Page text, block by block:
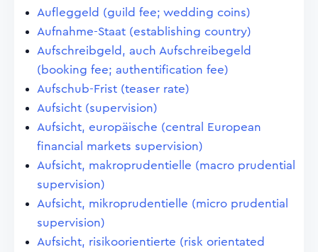
Aufleggeld (guild fee; wedding coins)
Aufnahme-Staat (establishing country)
Aufschreibgeld, auch Aufschreibegeld
(booking fee; authentification fee)
Aufschub-Frist (teaser rate)
Aufsicht (supervision)
Aufsicht, europäische (central European
financial markets supervision)
Aufsicht, makroprudentielle (macro prudential
supervision)
Aufsicht, mikroprudentielle (micro prudential
supervision)
Aufsicht, risikoorientierte (risk orientated